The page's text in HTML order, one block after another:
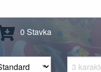
0 Stavka